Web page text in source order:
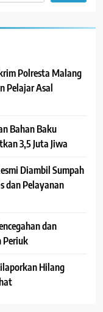
Polresta Malang
Pelajar Asal
Bahan Baku
3,5 Juta Jiwa
Diambil Sumpah
dan Pelayanan
dan
Periuk
Hilang